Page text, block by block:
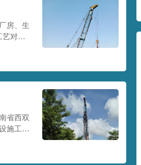
房、生
对地
消除不
省西双
施工
，满足